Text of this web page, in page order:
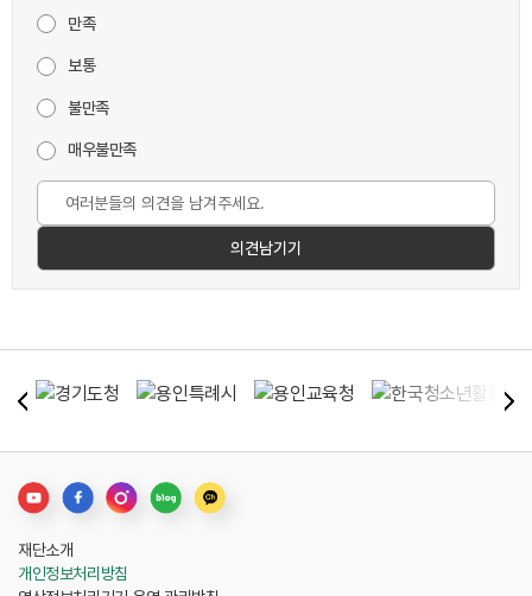
만족
보통
불만족
매우불만족
재단소개
개인정보처리방침